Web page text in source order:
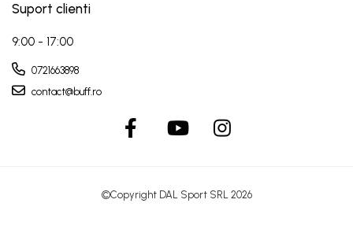
Suport clienti
9:00 - 17:00
0721663898
contact@buff.ro
©Copyright DAL Sport SRL 2026